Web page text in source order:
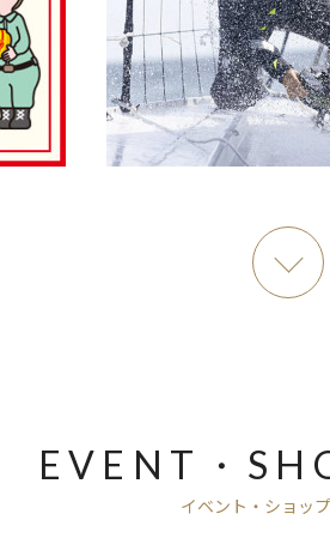
EVENT・
イベント・ショッ